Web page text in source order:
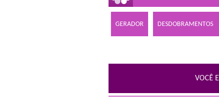
GERADOR DESDOBRAMENTOS
VOCÊ